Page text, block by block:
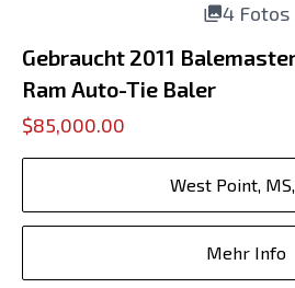
4 Fotos
Gebraucht 2011
Ram Auto-Tie Baler
$85,000.00
West Point,
Mehr Info